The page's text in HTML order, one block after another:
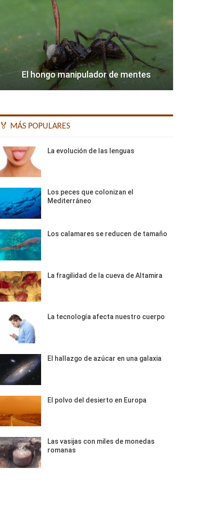
El hongo manipulador de mentes
🏅 MÁS POPULARES
La evolución de las lenguas
Los peces que colonizan el
Mediterráneo
Los calamares se reducen de tamaño
La fragilidad de la cueva de Altamira
La tecnología afecta nuestro cuerpo
El hallazgo de azúcar en una galaxia
El polvo del desierto en Europa
Las vasijas con miles de monedas
romanas